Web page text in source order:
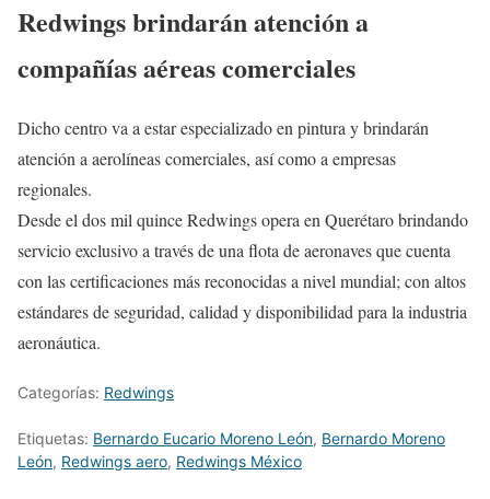
Redwings brindarán atención a
compañías aéreas comerciales
Dicho centro va a estar especializado en pintura y brindarán
atención a aerolíneas comerciales, así como a empresas
regionales.
Desde el dos mil quince Redwings opera en Querétaro brindando
servicio exclusivo a través de una flota de aeronaves que cuenta
con las certificaciones más reconocidas a nivel mundial; con altos
estándares de seguridad, calidad y disponibilidad para la industria
aeronáutica.
Categorías: Redwings
Etiquetas: Bernardo Eucario Moreno León, Bernardo Moreno
León, Redwings aero, Redwings México